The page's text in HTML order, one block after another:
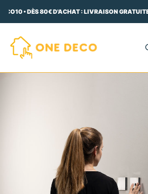
• DÈS 80€ D'ACHAT : LIVRAISON